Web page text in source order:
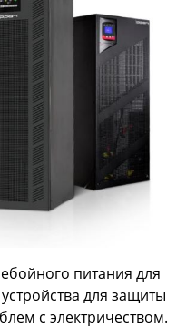
питания для
для защиты
с электричеством.